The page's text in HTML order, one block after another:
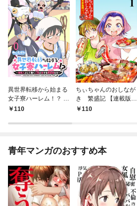
異世界転移から始まる
女子寮ハーレム！？ ～
管理人として働く人間
【連載版】０
110
ちぃちゃんのおしなが
き 繁盛記 【連載版】
１110
青年マンガのおすすめ本